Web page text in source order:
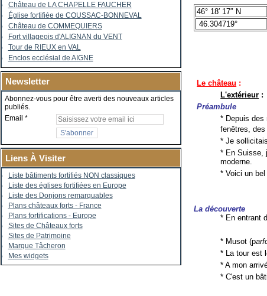
Château de LA CHAPELLE FAUCHER
Église fortifiée de COUSSAC-BONNEVAL
Château de COMMEQUIERS
Fort villageois d'ALIGNAN du VENT
Tour de RIEUX en VAL
Enclos ecclésial de AIGNE
Newsletter
Abonnez-vous pour être averti des nouveaux articles
publiés.
Email
Liens À Visiter
Liste bâtiments fortifiés NON classiques
Liste des églises fortifiées en Europe
Liste des Donjons remarquables
Plans châteaux forts - France
Plans fortifications - Europe
Sites de Châteaux forts
Sites de Patrimoine
Marque Tâcheron
Mes widgets
46° 18′ 17″ N
46.304719°
Le château :
L'extérieur :
Préambule
* Depuis des
fenêtres,
* Je
* En Suisse,
moderne.
* Voici un bel
La découverte
* En entrant
* Musot (p
* La tour est
* A mon
* C'est un